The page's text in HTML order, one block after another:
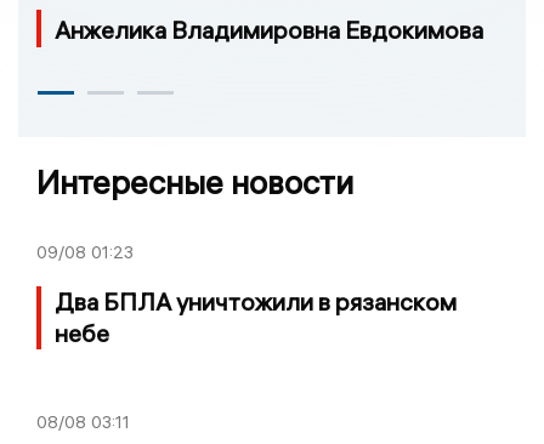
Анжелика Владимировна Евдокимова
Интересные новости
09/08 01:23
Два БПЛА уничтожили в рязанском
небе
08/08 03:11